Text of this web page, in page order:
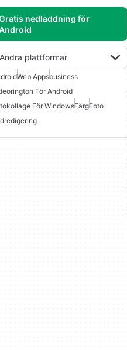
nedladdning för
Andra plattformar
Web Appsbusiness
För Android
För WindowsFärgFoto